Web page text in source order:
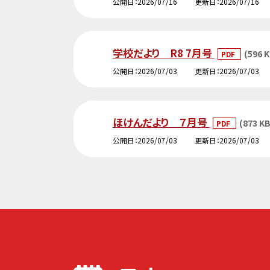
学校だより R8 7月号 PDF (596
公開日 2026/07/03 更新日 2026/07/03
ほけんだより ７月号 PDF (873
公開日 2026/07/03 更新日 2026/07/03